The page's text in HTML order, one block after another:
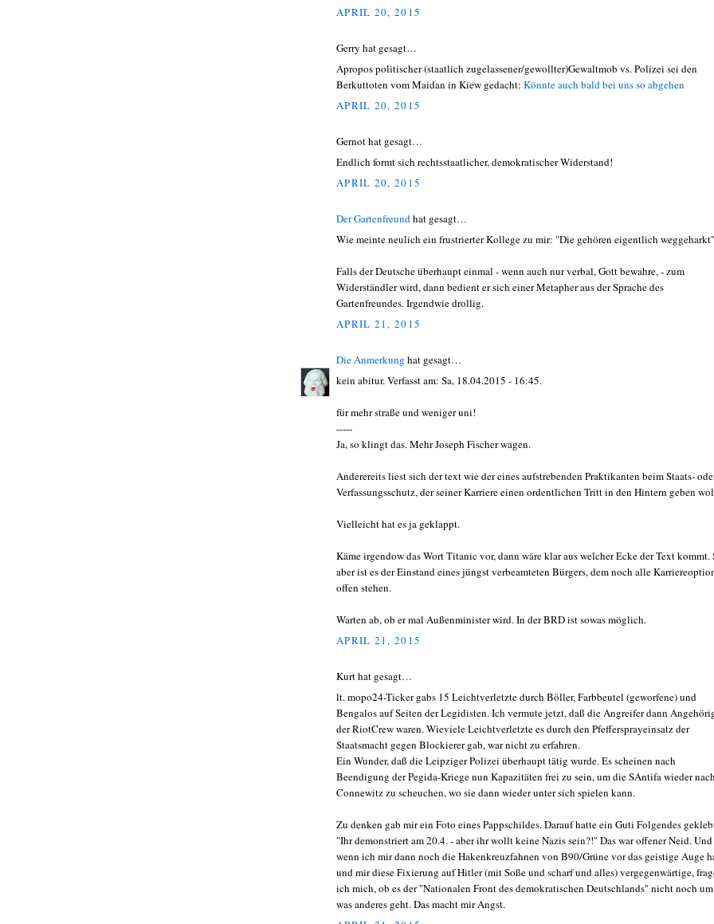
APRIL 20, 2015
Gerry hat gesagt…
Apropos politischer (staatlich zugelassener/gewollter)Gewaltmob vs. Polizei sei den
Berkuttoten vom Maidan in Kiew gedacht: Könnte auch bald bei uns so abgehen
APRIL 20, 2015
Gernot hat gesagt…
Endlich formt sich rechtsstaatlicher, demokratischer Widerstand!
APRIL 20, 2015
Der Gartenfreundhat gesagt…
Wie meinte neulich ein frustrierter Kollege zu mir: "Die gehören eigentlich
Falls der Deutsche überhaupt einmal - wenn auch nur verbal, Gott bewahre, - zum
Widerständler wird, dann bedient er sich einer Metapher aus der Sprache des
Gartenfreundes. Irgendwie drollig.
APRIL 21, 2015
Die Anmerkung hat gesagt…
kein abitur. Verfasst am: Sa, 18.04.2015 - 16:45.
für mehr straße und weniger uni!
-----
Ja, so klingt das. Mehr Joseph Fischer wagen.
Anderereits liest sich der text wie der eines aufstrebenden Praktikanten beim Staats-
Verfassungsschutz, der seiner Karriere einen ordentlichen Tritt in den Hintern geben
Vielleicht hat es ja geklappt.
Käme irgendow das Wort Titanic vor, dann wäre klar aus welcher Ecke der Text kommt.
aber ist es der Einstand eines jüngst verbeamteten Bürgers, dem noch alle
offen stehen.
Warten ab, ob er mal Außenminister wird. In der BRD ist sowas möglich.
APRIL 21, 2015
Kurt hat gesagt…
lt. mopo24-Ticker gabs 15 Leichtverletzte durch Böller, Farbbeutel (geworfene) und
Bengalos auf Seiten der Legidisten. Ich vermute jetzt, daß die Angreifer dann
der RiotCrew waren. Wieviele Leichtverletzte es durch den Pfeffersprayeinsatz der
Staatsmacht gegen Blockierer gab, war nicht zu erfahren.
Ein Wunder, daß die Leipziger Polizei überhaupt tätig wurde. Es scheinen nach
Beendigung der Pegida-Kriege nun Kapazitäten frei zu sein, um die SAntifa wieder nach
Connewitz zu scheuchen, wo sie dann wieder unter sich spielen kann.
Zu denken gab mir ein Foto eines Pappschildes. Darauf hatte ein Guti Folgendes
"Ihr demonstriert am 20.4. - aber ihr wollt keine Nazis sein?!" Das war offener Neid. Und
wenn ich mir dann noch die Hakenkreuzfahnen von B90/Grüne vor das geistige Auge
und mir diese Fixierung auf Hitler (mit Soße und scharf und alles) vergegenwärtige,
ich mich, ob es der "Nationalen Front des demokratischen Deutschlands" nicht noch um
was anderes geht. Das macht mir Angst.